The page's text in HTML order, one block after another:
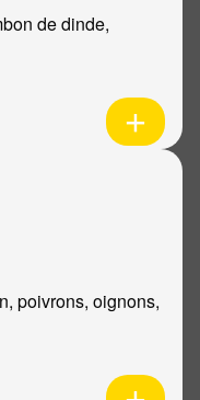
de dinde,
poivrons, oignons,